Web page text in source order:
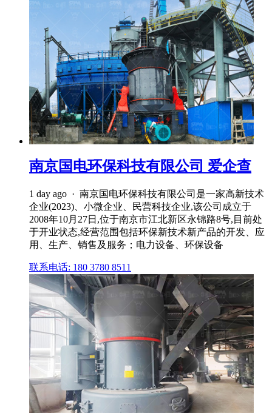
南京国电环保科技有限公司 爱企查
1 day ago · 南京国电环保科技有限公司是一家高新技术
企业(2023)、小微企业、民营科技企业,该公司成立于
2008年10月27日,位于南京市江北新区永锦路8号,目前处
于开业状态,经营范围包括环保新技术新产品的开发、应
用、生产、销售及服务；电力设备、环保设备
联系电话: 180 3780 8511